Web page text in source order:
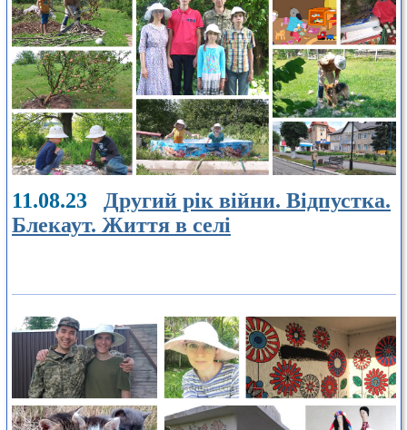
11.08.23 Другий рік війни. Відпустка.
Блекаут. Життя в селі